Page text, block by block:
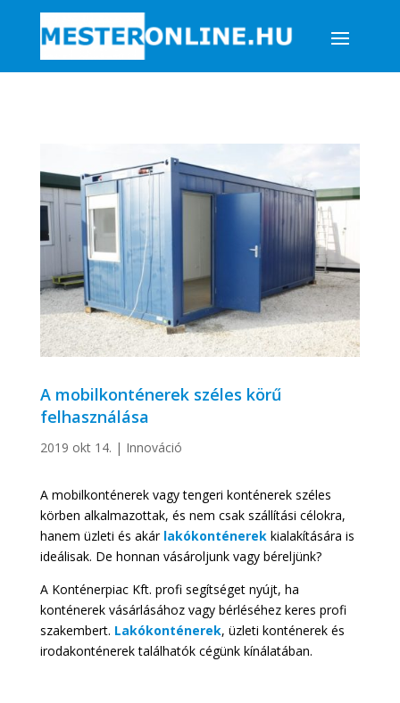
A mobilkonténerek széles körű
felhasználása
2019 okt 14. | Innováció
A mobilkonténerek vagy tengeri konténerek széles
körben alkalmazottak, és nem csak szállítási célokra,
hanem üzleti és akár lakókonténerek kialakítására is
ideálisak. De honnan vásároljunk vagy béreljünk?
A Konténerpiac Kft. profi segítséget nyújt, ha
konténerek vásárlásához vagy bérléséhez keres profi
szakembert. Lakókonténerek, üzleti konténerek és
irodakonténerek találhatók cégünk kínálatában.